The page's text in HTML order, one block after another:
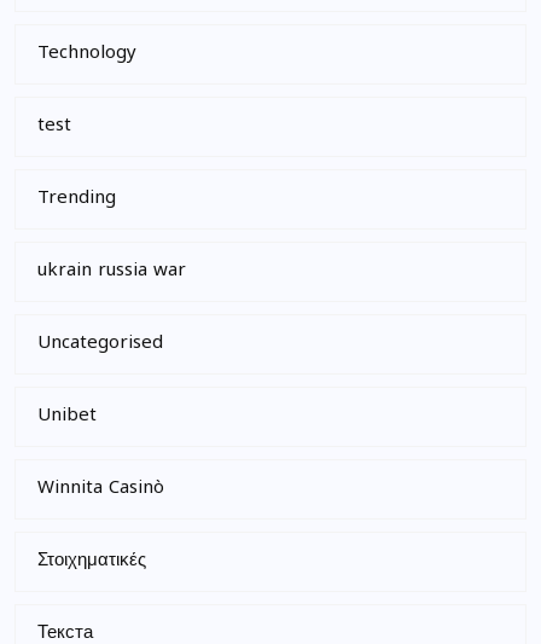
Technology
test
Trending
ukrain russia war
Uncategorised
Unibet
Winnita Casinò
Στοιχηματικές
Текста